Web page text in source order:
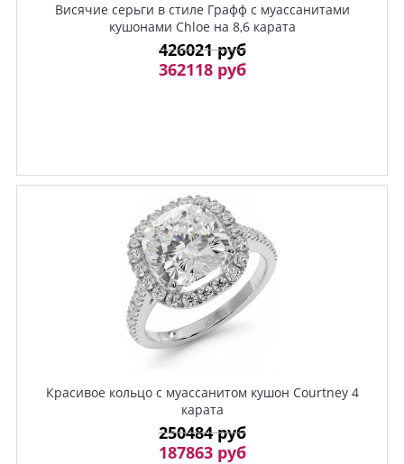
Висячие серьги в стиле Графф с муассанитами
кушонами Chloe на 8,6 карата
426021 руб
362118 руб
Красивое кольцо с муассанитом кушон Courtney 4
карата
250484 руб
187863 руб